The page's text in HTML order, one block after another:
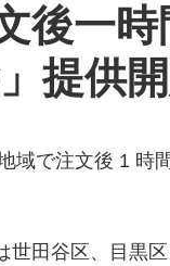
後一時
提供
域で注文後 1 時
世田谷区、目黒